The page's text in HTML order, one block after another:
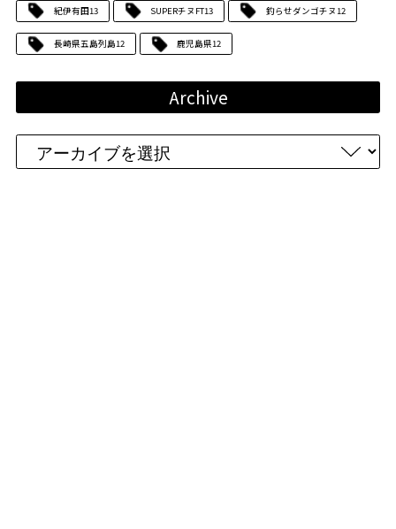
紀伊有田13 SUPERチヌFT13 釣らせダンゴチヌ12
長崎県五島列島12 鹿児島県12
Archive